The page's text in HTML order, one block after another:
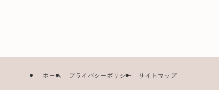
ホーム プライバシーポリシー サイトマップ